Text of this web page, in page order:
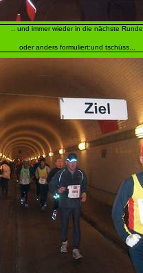
.. und immer wieder in die nächste Runde
oder anders formuliert:und tschüss...